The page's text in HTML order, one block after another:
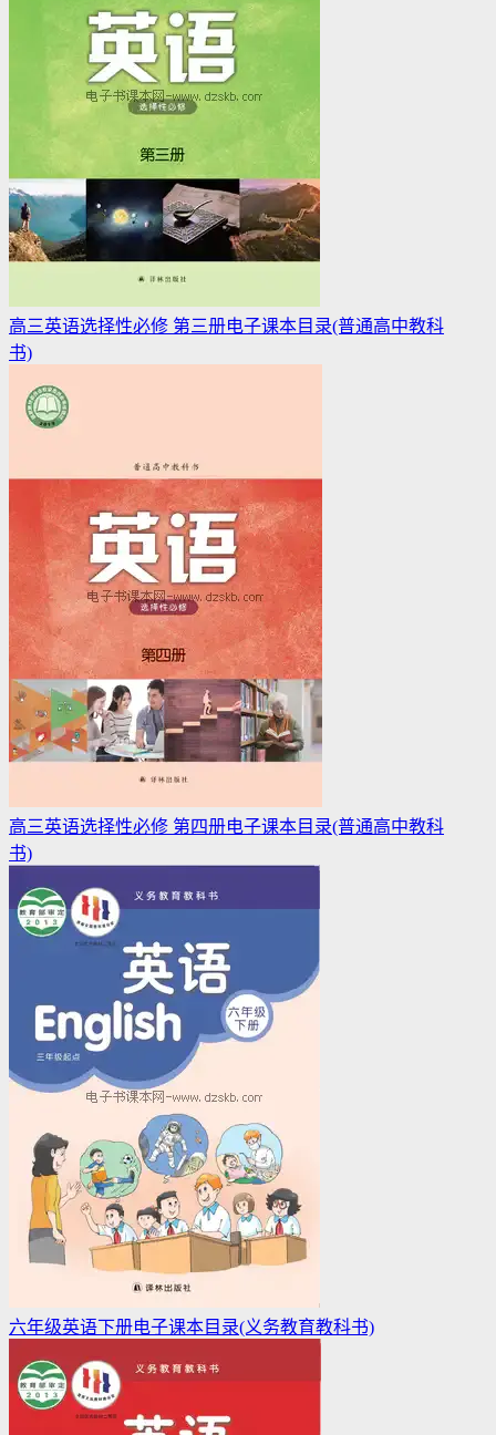
高三英语选择性必修 第三册电子课本目录(普通高中教科
书)
高三英语选择性必修 第四册电子课本目录(普通高中教科
书)
六年级英语下册电子课本目录(义务教育教科书)